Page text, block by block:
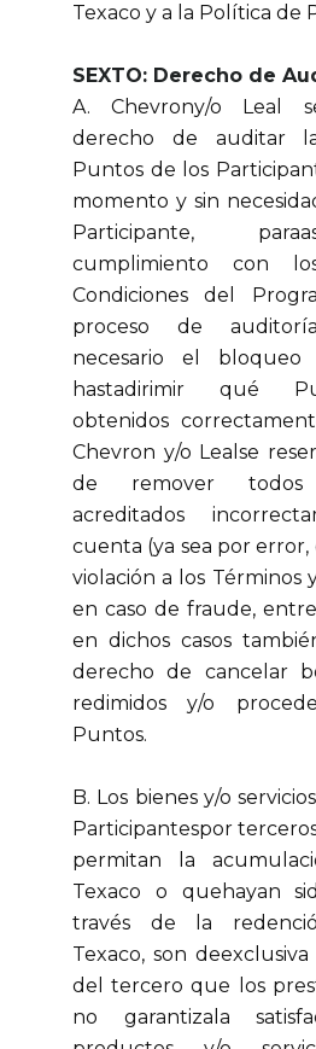
Texaco y a la Política de
SEXTO: Derecho de
A. Chevrony/o Leal
derecho de auditar
Puntos de los
momento y sin
Participante,
cumplimiento con
Condiciones del
proceso de
necesario el
hastadirimir qué
obtenidos
Chevron y/o Lealse
de remover
acreditados
cuenta (ya sea por error,
violación a los Términos
en caso de fraude,
en dichos casos
derecho de cancelar
redimidos y/o
Puntos.
B. Los bienes y/o
Participantespor
permitan la
Texaco o quehayan
través de la
Texaco, son deexclusiva
del tercero que los
no garantizala